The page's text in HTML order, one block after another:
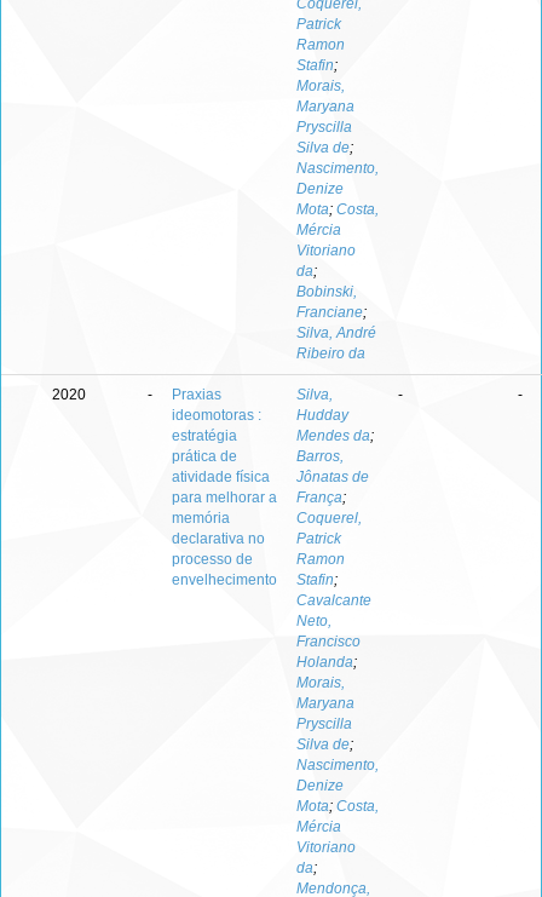
Coquerel,
Patrick
Ramon
Stafin;
Morais,
Maryana
Pryscilla
Silva de;
Nascimento,
Denize
Mota; Costa,
Mércia
Vitoriano
da;
Bobinski,
Franciane;
Silva, André
Ribeiro da
2020 -
Praxias
ideomotoras :
estratégia
prática de
atividade física
para melhorar a
memória
declarativa no
processo de
envelhecimento
Silva,
Hudday
Mendes da;
Barros,
Jônatas de
França;
Coquerel,
Patrick
Ramon
Stafin;
Cavalcante
Neto,
Francisco
Holanda;
Morais,
Maryana
Pryscilla
Silva de;
Nascimento,
Denize
Mota; Costa,
Mércia
Vitoriano
da;
Mendonça,
- -